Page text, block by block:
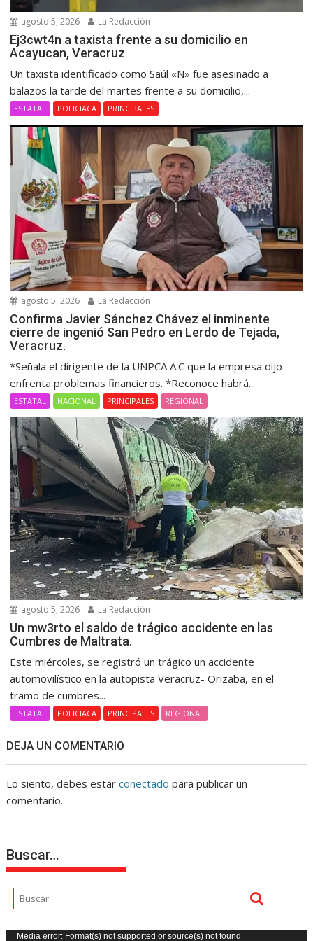
agosto 5, 2026 La Redacción
Ej3cwt4n a taxista frente a su domicilio en
Acayucan, Veracruz
Un taxista identificado como Saúl «N» fue asesinado a
balazos la tarde del martes frente a su domicilio,...
ESTATAL POLICIACA PRINCIPALES
agosto 5, 2026 La Redacción
Confirma Javier Sánchez Chávez el inminente
cierre de ingenió San Pedro en Lerdo de Tejada,
Veracruz.
*Señala el dirigente de la UNPCA A.C que la empresa dijo
enfrenta problemas financieros. *Reconoce habrá...
ESTATAL NACIONAL PRINCIPALES REGIONAL
agosto 5, 2026 La Redacción
Un mw3rto el saldo de trágico accidente en las
Cumbres de Maltrata.
Este miércoles, se registró un trágico un accidente
automovilístico en la autopista Veracruz- Orizaba, en el
tramo de cumbres...
ESTATAL POLICIACA PRINCIPALES REGIONAL
DEJA UN COMENTARIO
Lo siento, debes estarconectado para publicar un
comentario.
Buscar…
Reproductor
Media error: Format(s) not supported or source(s) not found